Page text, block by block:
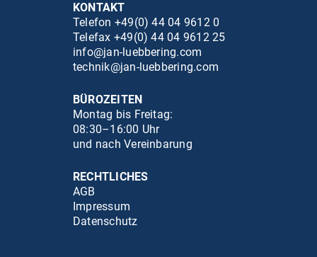
KONTAKT
Telefon +49(0) 44 04 9612 0
Telefax +49(0) 44 04 9612 25
info@jan-luebbering.com
technik@jan-luebbering.com
BÜROZEITEN
Montag bis Freitag:
08:30–16:00 Uhr
und nach Vereinbarung
RECHTLICHES
AGB
Impressum
Datenschutz